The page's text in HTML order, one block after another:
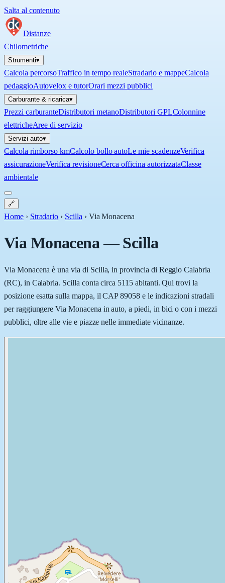
Salta al contenuto
Distanze
Chilometriche
Strumenti▾
Calcola percorsoTraffico in tempo realeStradario e mappeCalcola
pedaggioAutovelox e tutorOrari mezzi pubblici
Carburante & ricarica▾
Prezzi carburanteDistributori metanoDistributori GPLColonnine
elettricheAree di servizio
Servizi auto▾
Calcola rimborso kmCalcolo bollo autoLe mie scadenzeVerifica
assicurazioneVerifica revisioneCerca officina autorizzataClasse
ambientale
🔗
Home › Stradario › Scilla › Via Monacena
Via Monacena—Scilla
Via Monacena è una via di Scilla, in provincia di Reggio Calabria
(RC), in Calabria. Scilla conta circa 5115 abitanti. Qui trovi la
posizione esatta sulla mappa, il CAP 89058 e le indicazioni stradali
per raggiungere Via Monacena in auto, a piedi, in bici o con i mezzi
pubblici, oltre alle vie e piazze nelle immediate vicinanze.